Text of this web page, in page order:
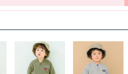
合がございます。
ご覧ください。
東京都多摩市関戸1-10-1
店舗詳細へ
藤崎仙台
子供服売場